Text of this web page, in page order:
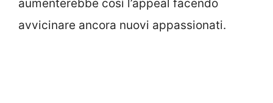
aumenterebbe così l’appeal facendo
avvicinare ancora nuovi appassionati.